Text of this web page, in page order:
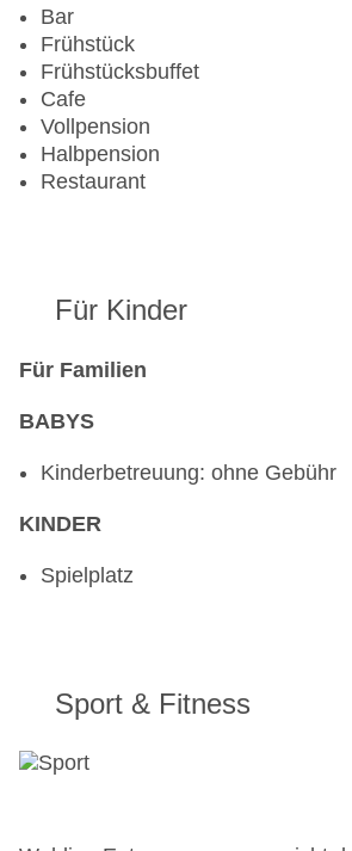
Bar
Frühstück
Frühstücksbuffet
Cafe
Vollpension
Halbpension
Restaurant
Für Kinder
Für Familien
BABYS
Kinderbetreuung: ohne Gebühr
KINDER
Spielplatz
Sport & Fitness